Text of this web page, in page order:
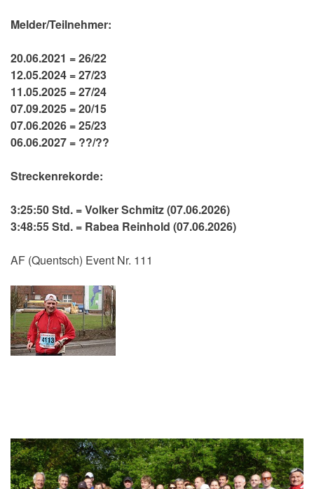
Melder/Teilnehmer:
20.06.2021 = 26/22
12.05.2024 = 27/23
11.05.2025 = 27/24
07.09.2025 = 20/15
07.06.2026 = 25/23
06.06.2027 = ??/??
Streckenrekorde:
3:25:50 Std. = Volker Schmitz (07.06.2026)
3:48:55 Std. = Rabea Reinhold (07.06.2026)
AF (Quentsch) Event Nr. 111